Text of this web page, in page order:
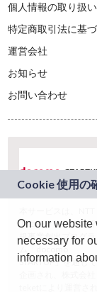
個人情報の取り扱
特定商取引法に基
運営会社
お知らせ
お問い合わせ
ドコモグループの新
規事業創出プログラ
ム「docomo
STARTUP」を通じて
On our website
necessary for
information